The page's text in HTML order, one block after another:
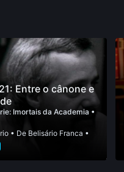
Entre o cânone e
Imortais da Academia •
• De Belisário Franca •